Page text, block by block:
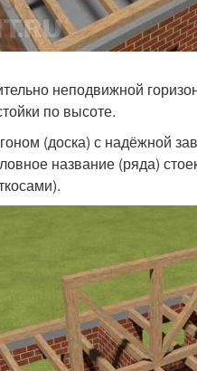
неподвижной
по высоте.
(доска) с надёжной
название (ряда)